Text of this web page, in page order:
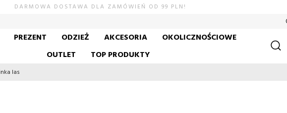
DARMOWA DOSTAWA DLA ZAMÓWIEŃ OD 99 PLN!
PREZENT ODZIEŻ AKCESORIA
OKOLICZNOŚCIOWE
OUTLET
TOP PRODUKTY
las